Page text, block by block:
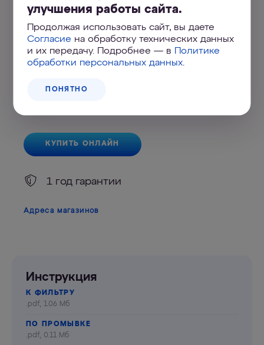
Водоочиститель Аквафор модель
КУПИТЬ ОНЛАЙН
1 год гарантии
Адреса магазинов
Инструкция
К ФИЛЬТРУ
.pdf, 1.06 Мб
ПО ПРОМЫВКЕ
.pdf, 0.11 Мб
улучшения работы сайта.
Продолжая использовать сайт, вы даете
Согласие на обработку технических данных
и их передачу. Подробнее — в Политике
обработки персональных данных
ПОНЯТНО